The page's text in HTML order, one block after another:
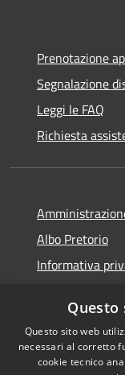
Prenotazione
Segnalazione
Leggi le FAQ
Richiesta
Albo Pretorio
Informativa
Dichiarazione
Questo
Questo sito web
necessari al corretto
cookie tecnico